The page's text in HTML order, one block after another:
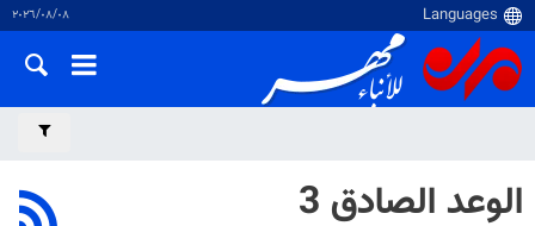
٠٨‏/٠٨‏/٢٠٢٦
الوعد الصادق 3